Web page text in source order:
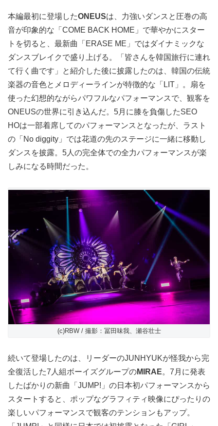
本編最初に登場したONEUSは、力強いダンスと圧巻の高
音が印象的な「COME BACK HOME」で華やかにスター
トを切ると、最新曲「ERASE ME」ではダイナミックな
ダンスブレイクで盛り上げる。「皆さんを韓国旅行に連れ
て行く曲です」と紹介した後に披露したのは、韓国の伝統
楽器の音色とメロディーラインが特徴的な「LIT」。扇を
使った幻想的ながらパワフルなパフォーマンスで、観客を
ONEUSの世界に引き込んだ。5月に膝を負傷したSEO
HOは一部着席してのパフォーマンスとなったが、ラスト
の「No diggity」では花道の先のステージに一緒に移動し
ダンスを披露。5人の完全体での全力パフォーマンスが楽
しみになる時間だった。
(c)RBW / 撮影：冨田味我、瀬谷壮士
続いて登場したのは、リーダーのJUNHYUKが怪我から完
全復活した7人組ボーイズグループのMIRAE。7月に発表
したばかりの新曲「JUMP!」の日本初パフォーマンスから
スタートすると、ポップなグラフィティ映像にぴったりの
楽しいパフォーマンスで観客のテンションもアップ。